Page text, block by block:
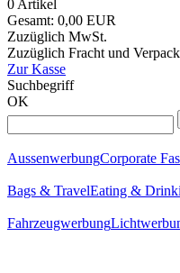
0 Artikel
Gesamt: 0,00 EUR
Zuzüglich MwSt.
Zuzüglich Fracht und
Zur Kasse
Suchbegriff
OK
AussenwerbungCorporate
Bags & TravelEating &
Fahrzeugwerbung